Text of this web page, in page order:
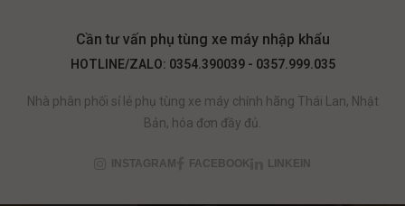
Cần tư vấn phụ tùng xe máy nhập khẩu
HOTLINE/ZALO: 0354.390039 - 0357.999.035
Nhà phân phối sỉ lẻ phụ tùng xe máy chính hãng Thái Lan, Nhật
Bản, hóa đơn đầy đủ.
INSTAGRAM FACEBOOK LINKEIN